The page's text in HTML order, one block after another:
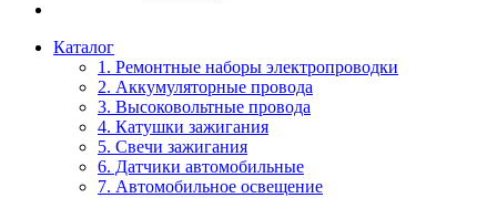
Каталог
1. Ремонтные наборы электропроводки
2. Аккумуляторные провода
3. Высоковольтные провода
4. Катушки зажигания
5. Свечи зажигания
6. Датчики автомобильные
7. Автомобильное освещение